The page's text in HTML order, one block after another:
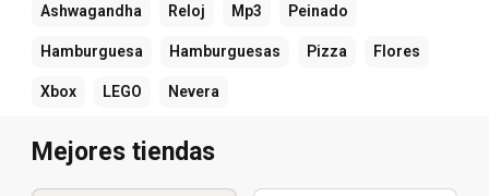
Ashwagandha Reloj Mp3 Peinado
Hamburguesa Hamburguesas Pizza Flores
Xbox LEGO Nevera
Mejores tiendas